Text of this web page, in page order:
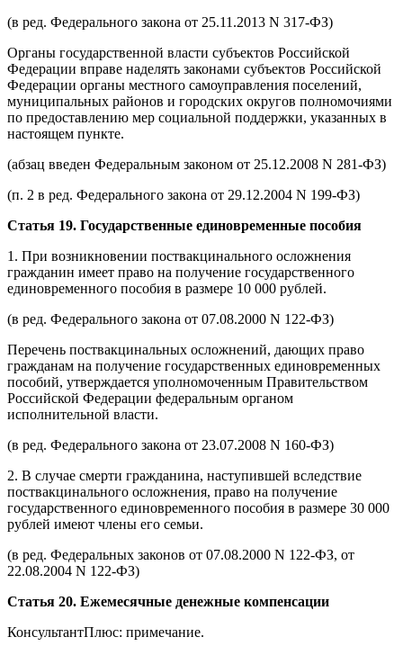
(в ред. Федерального закона от 25.11.2013 N 317-ФЗ)
Органы государственной власти субъектов Российской
Федерации вправе наделять законами субъектов Российской
Федерации органы местного самоуправления поселений,
муниципальных районов и городских округов полномочиями
по предоставлению мер социальной поддержки, указанных в
настоящем пункте.
(абзац введен Федеральным законом от 25.12.2008 N 281-ФЗ)
(п. 2 в ред. Федерального закона от 29.12.2004 N 199-ФЗ)
Статья 19. Государственные единовременные пособия
1. При возникновении поствакцинального осложнения
гражданин имеет право на получение государственного
единовременного пособия в размере 10 000 рублей.
(в ред. Федерального закона от 07.08.2000 N 122-ФЗ)
Перечень поствакцинальных осложнений, дающих право
гражданам на получение государственных единовременных
пособий, утверждается уполномоченным Правительством
Российской Федерации федеральным органом
исполнительной власти.
(в ред. Федерального закона от 23.07.2008 N 160-ФЗ)
2. В случае смерти гражданина, наступившей вследствие
поствакцинального осложнения, право на получение
государственного единовременного пособия в размере 30 000
рублей имеют члены его семьи.
(в ред. Федеральных законов от 07.08.2000 N 122-ФЗ, от
22.08.2004 N 122-ФЗ)
Статья 20. Ежемесячные денежные компенсации
КонсультантПлюс: примечание.